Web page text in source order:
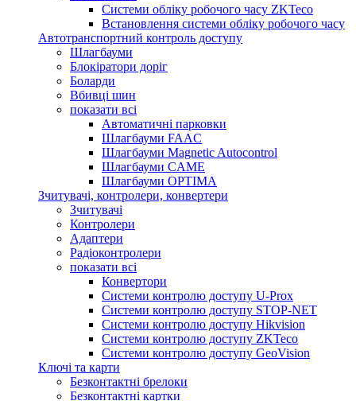
Системи обліку робочого часу ZKTeco
Встановлення системи обліку робочого часу
Автотранспортний контроль доступу
Шлагбауми
Блокіратори доріг
Боларди
Вбивці шин
показати всі
Автоматичні парковки
Шлагбауми FAAC
Шлагбауми Magnetic Autocontrol
Шлагбауми CAME
Шлагбауми OPTIMA
Зчитувачі, контролери, конвертери
Зчитувачі
Контролери
Адаптери
Радіоконтролери
показати всі
Конвертори
Системи контролю доступу U-Prox
Системи контролю доступу STOP-NET
Системи контролю доступу Hikvision
Системи контролю доступу ZKTeco
Системи контролю доступу GeoVision
Ключі та карти
Безконтактні брелоки
Безконтактні картки